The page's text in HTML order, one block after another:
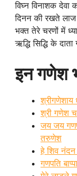
विघ्न विनाशक देवा
दिनन की रखते लाज
भक्त तेरे चरणों में
ऋद्धि सिद्धि के
इन गणेश
श्रीगणेशाय
श्री गणेश
जय जय
तरुणेश
हे शिव
गणपति